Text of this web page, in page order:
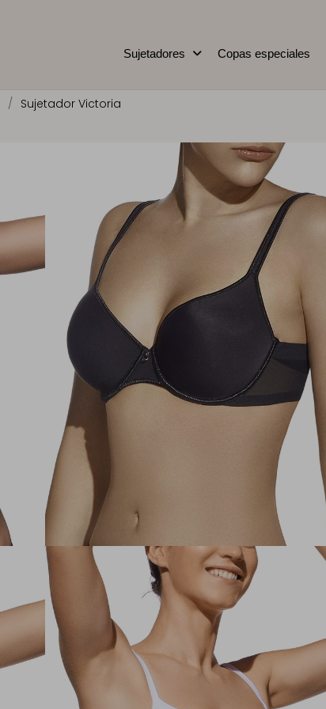
Sujetadores Copas especiales
Sujetador Victoria